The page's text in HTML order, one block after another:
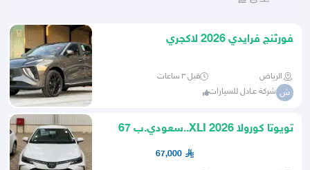
فورثنج فرايدي 2026 لاكجري
الرياض قبل ٣ ساعات
ش شركة عـادل للسيارات
تويوتا كورولا 2026 XLI..سعودي.ب 67
67,000